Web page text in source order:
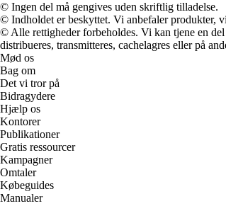
© Ingen del må gengives uden skriftlig tilladelse.
© Indholdet er beskyttet. Vi anbefaler produkter,
© Alle rettigheder forbeholdes. Vi kan tjene en
distribueres, transmitteres, cachelagres eller på
Mød os
Bag om
Det vi tror på
Bidragydere
Hjælp os
Kontorer
Publikationer
Gratis ressourcer
Kampagner
Omtaler
Købeguides
Manualer